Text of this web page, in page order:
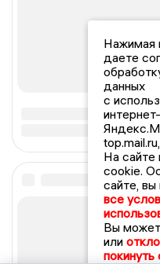
Нажимая
даете
данных
с
На сайте
cookie.
сайте,
все
Вы
или
покинуть